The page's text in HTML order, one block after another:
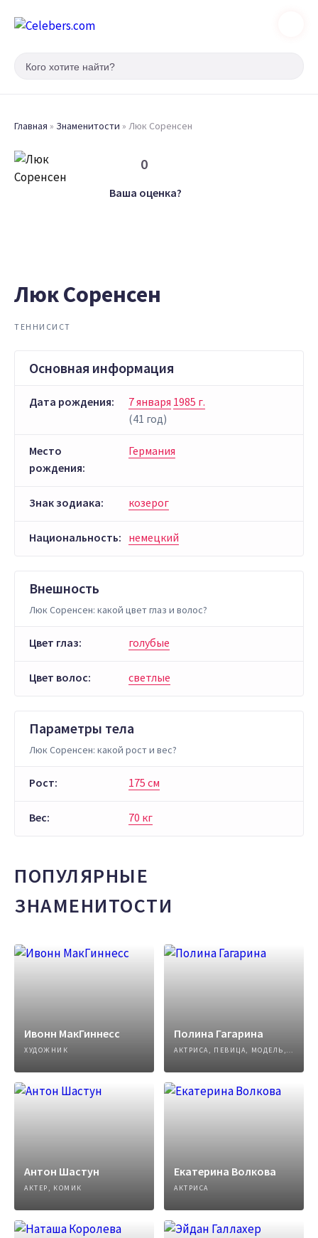
Главная » Знаменитости » Люк Соренсен
0
Ваша оценка?
Люк Соренсен
ТЕННИСИСТ
Основная информация
Дата рождения: 7 января 1985 г.
(41 год)
Место
рождения:
Германия
Знак зодиака: козерог
Национальность: немецкий
Внешность
Люк Соренсен: какой цвет глаз и волос?
Цвет глаз: голубые
Цвет волос: светлые
Параметры тела
Люк Соренсен: какой рост и вес?
Рост: 175 см
Вес: 70 кг
ПОПУЛЯРНЫЕ
ЗНАМЕНИТОСТИ
Ивонн МакГиннесс
ХУДОЖНИК
Полина Гагарина
АКТРИСА, ПЕВИЦА, МОДЕЛЬ, АВТОР ПЕСЕН
Антон Шастун
АКТЕР, КОМИК
Екатерина Волкова
АКТРИСА